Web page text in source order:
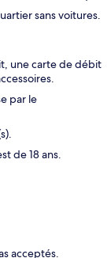
sans voitures.
une carte de débit
par le
de 18 ans.
acceptés.